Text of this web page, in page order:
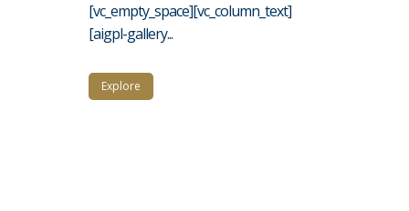
[vc_empty_space][vc_column_text]
[aigpl-gallery...
Explore